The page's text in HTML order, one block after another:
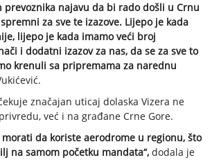
prevoznika najavu da bi rado došli u Crnu
za sve te izazove. Lijepo je kada
lijepo je kada imamo veći broj
i dodatni izazov za nas, da se za sve to
krenuli sa pripremama za narednu
značajan uticaj dolaska Vizera ne
već i na građane Crne Gore.
morati da koriste aerodrome u regionu, što
na samom početku mandata“, dodala je